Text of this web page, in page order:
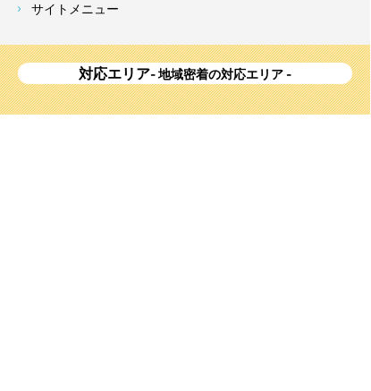
サイトメニュー
対応エリア- 地域密着の対応エリア -